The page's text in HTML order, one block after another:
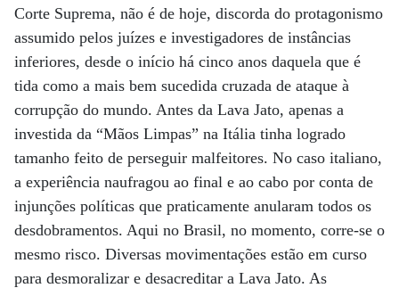
Corte Suprema, não é de hoje, discorda do protagonismo
assumido pelos juízes e investigadores de instâncias
inferiores, desde o início há cinco anos daquela que é
tida como a mais bem sucedida cruzada de ataque à
corrupção do mundo. Antes da Lava Jato, apenas a
investida da “Mãos Limpas” na Itália tinha logrado
tamanho feito de perseguir malfeitores. No caso italiano,
a experiência naufragou ao final e ao cabo por conta de
injunções políticas que praticamente anularam todos os
desdobramentos. Aqui no Brasil, no momento, corre-se o
mesmo risco. Diversas movimentações estão em curso
para desmoralizar e desacreditar a Lava Jato. As